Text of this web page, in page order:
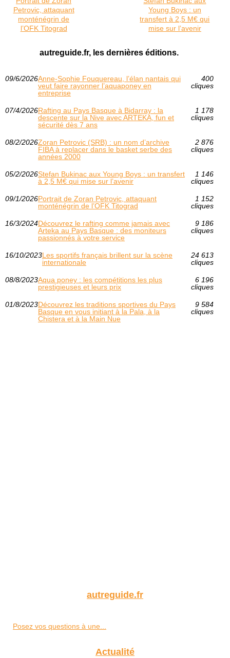
Petrovic, attaquant
monténégrin de
l’OFK Titograd
Young Boys : un
transfert à 2,5 M€ qui
mise sur l’avenir
autreguide.fr, les dernières éditions.
09/6/2026Anne-Sophie Fouquereau, l’élan nantais qui
veut faire rayonner l’aquaponey en
entreprise
400
cliques
07/4/2026Rafting au Pays Basque à Bidarray : la
descente sur la Nive avec ARTEKA, fun et
sécurité dès 7 ans
1 178
cliques
08/2/2026Zoran Petrovic (SRB) : un nom d’archive
FIBA à replacer dans le basket serbe des
années 2000
2 876
cliques
05/2/2026Stefan Bukinac aux Young Boys : un transfert
à 2,5 M€ qui mise sur l’avenir
1 146
cliques
09/1/2026Portrait de Zoran Petrovic, attaquant
monténégrin de l’OFK Titograd
1 152
cliques
16/3/2024Découvrez le rafting comme jamais avec
Arteka au Pays Basque : des moniteurs
passionnés à votre service
9 186
cliques
16/10/2023Les sportifs français brillent sur la scène
internationale
24 613
cliques
08/8/2023Aqua poney : les compétitions les plus
prestigieuses et leurs prix
6 196
cliques
01/8/2023Découvrez les traditions sportives du Pays
Basque en vous initiant à la Pala, à la
Chistera et à la Main Nue
9 584
cliques
autreguide.fr
Posez vos questions à une...
Actualité